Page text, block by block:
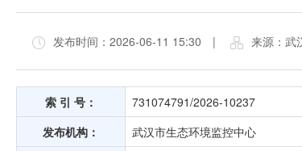
发布时间：2026-06-11 15:30 | 来源：武
索 引 号： 731074791/2026-10237
发布机构：
武汉市生态环境监控中心